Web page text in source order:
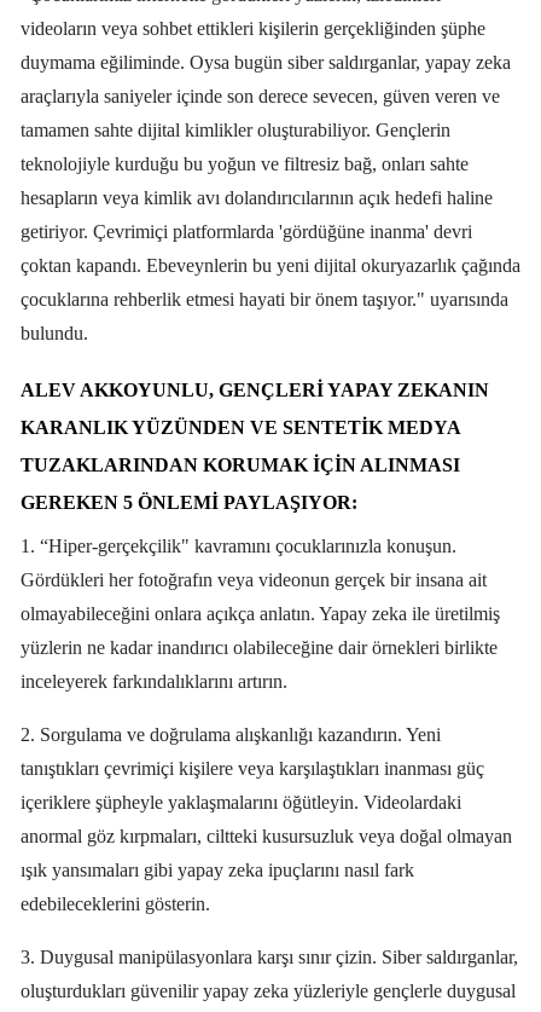
videoların veya sohbet ettikleri kişilerin gerçekliğinden şüphe
duymama eğiliminde. Oysa bugün siber saldırganlar, yapay zeka
araçlarıyla saniyeler içinde son derece sevecen, güven veren ve
tamamen sahte dijital kimlikler oluşturabiliyor. Gençlerin
teknolojiyle kurduğu bu yoğun ve filtresiz bağ, onları sahte
hesapların veya kimlik avı dolandırıcılarının açık hedefi haline
getiriyor. Çevrimiçi platformlarda 'gördüğüne inanma' devri
çoktan kapandı. Ebeveynlerin bu yeni dijital okuryazarlık çağında
çocuklarına rehberlik etmesi hayati bir önem taşıyor." uyarısında
bulundu.
ALEV AKKOYUNLU, GENÇLERI YAPAY ZEKANIN
KARANLIK YÜZÜNDEN VE SENTETIK MEDYA
TUZAKLARINDAN KORUMAK IÇIN ALINMASI
GEREKEN 5 ÖNLEMI PAYLAŞIYOR:
1. “Hiper-gerçekçilik" kavramını çocuklarınızla konuşun.
Gördükleri her fotoğrafın veya videonun gerçek bir insana ait
olmayabileceğini onlara açıkça anlatın. Yapay zeka ile üretilmiş
yüzlerin ne kadar inandırıcı olabileceğine dair örnekleri birlikte
inceleyerek farkındalıklarını artırın.
2. Sorgulama ve doğrulama alışkanlığı kazandırın. Yeni
tanıştıkları çevrimiçi kişilere veya karşılaştıkları inanması güç
içeriklere şüpheyle yaklaşmalarını öğütleyin. Videolardaki
anormal göz kırpmaları, ciltteki kusursuzluk veya doğal olmayan
ışık yansımaları gibi yapay zeka ipuçlarını nasıl fark
edebileceklerini gösterin.
3. Duygusal manipülasyonlara karşı sınır çizin. Siber saldırganlar,
oluşturdukları güvenilir yapay zeka yüzleriyle gençlerle duygusal